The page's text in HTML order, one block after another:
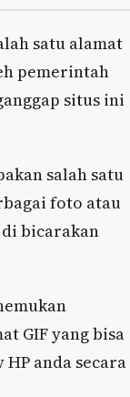
satu alamat
pemerintah
situs ini
salah satu
foto atau
bicarakan
GIF yang bisa
anda secara